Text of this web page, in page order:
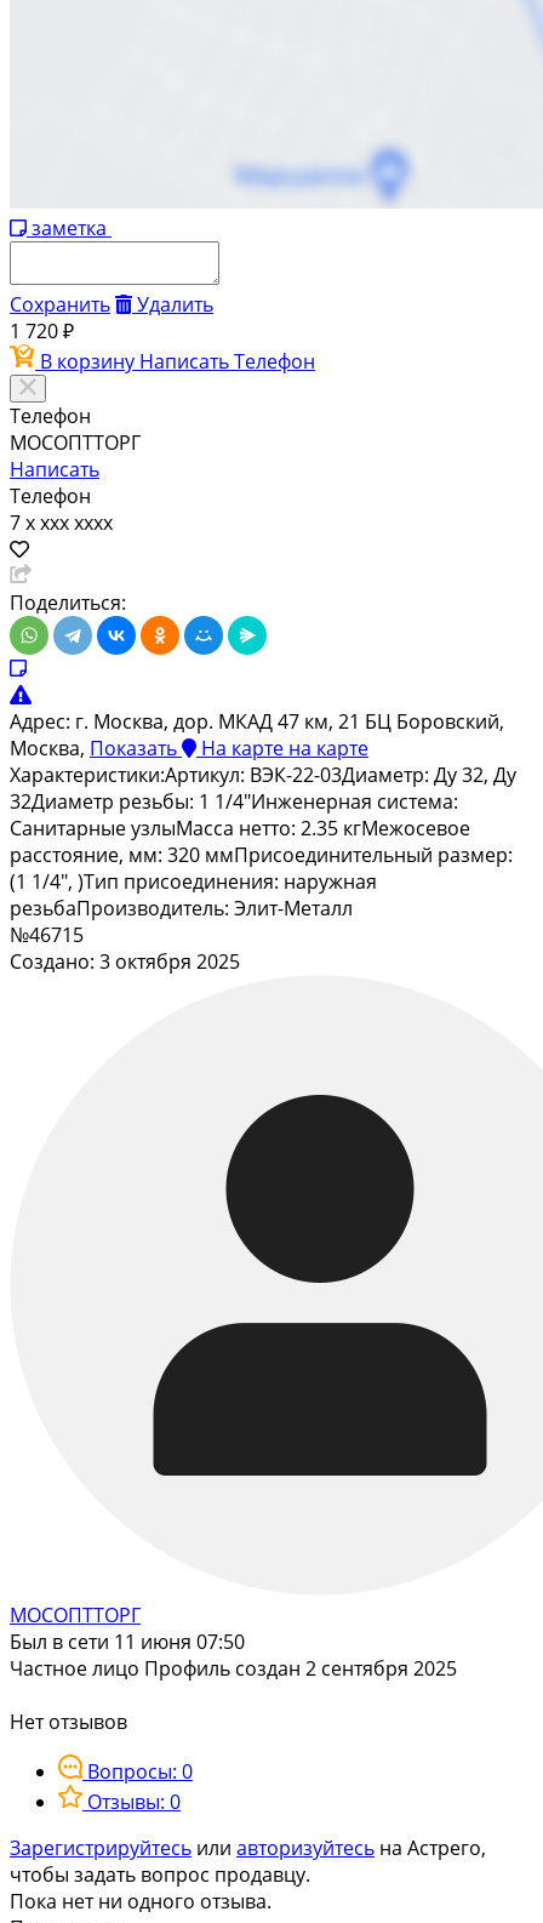
заметка
Сохранить
Удалить
1 720 ₽
В корзину НаписатьТелефон
Телефон
МОСОПТТОРГ
Написать
Телефон
7 x xxx xxxx
Поделиться:
Адрес: г. Москва, дор. МКАД 47 км, 21 БЦ Боровский,
Москва, Показать На карте на карте
Характеристики:Артикул: ВЭК-22-03Диаметр: Ду 32, Ду
32Диаметр резьбы: 1 1/4"Инженерная система:
Санитарные узлыМасса нетто: 2.35 кгМежосевое
расстояние, мм: 320 ммПрисоединительный размер:
(1 1/4", )Тип присоединения: наружная
резьбаПроизводитель: Элит-Металл
№46715
Создано: 3 октября 2025
МОСОПТТОРГ
Был в сети 11 июня 07:50
Частное лицо Профиль создан 2 сентября 2025
Нет отзывов
Вопросы: 0
Отзывы: 0
Зарегистрируйтесь или авторизуйтесь на Астрего,
чтобы задать вопрос продавцу.
Пока нет ни одного отзыва.